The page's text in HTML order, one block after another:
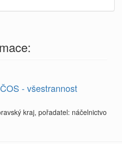
- všestrannost
kraj, pořadatel: náčelnictvo